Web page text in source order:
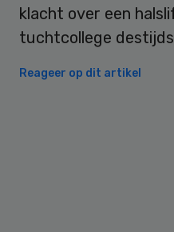
klacht over een
tuchtcollege
Reageer op dit artikel